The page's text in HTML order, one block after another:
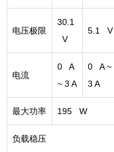
电压极限
30.1
V
5.1 V
电流
0 A
~ 3 A
0 A ~
3 A
最大功率 195 W
负载稳压